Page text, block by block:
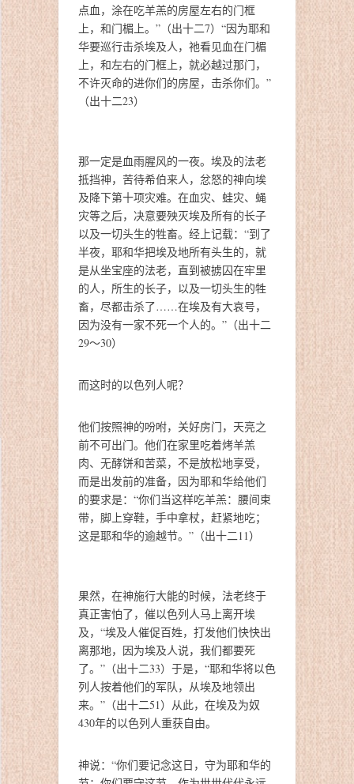
点血，涂在吃羊羔的房屋左右的门框
上，和门楣上。”（出十二7）“因为耶和
华要巡行击杀埃及人，祂看见血在门楣
上，和左右的门框上，就必越过那门，
不许灭命的进你们的房屋，击杀你们。”
（出十二23）
那一定是血雨腥风的一夜。埃及的法老
抵挡神，苦待希伯来人，忿怒的神向埃
及降下第十项灾难。在血灾、蛙灾、蝇
灾等之后，决意要殃灭埃及所有的长子
以及一切头生的牲畜。经上记载：“到了
半夜，耶和华把埃及地所有头生的，就
是从坐宝座的法老，直到被掳囚在牢里
的人，所生的长子，以及一切头生的牲
畜，尽都击杀了……在埃及有大哀号，
因为没有一家不死一个人的。”（出十二
29～30）
而这时的以色列人呢？
他们按照神的吩咐，关好房门，天亮之
前不可出门。他们在家里吃着烤羊羔
肉、无酵饼和苦菜，不是放松地享受，
而是出发前的准备，因为耶和华给他们
的要求是：“你们当这样吃羊羔：腰间束
带，脚上穿鞋，手中拿杖，赶紧地吃；
这是耶和华的逾越节。”（出十二11）
果然，在神施行大能的时候，法老终于
真正害怕了，催以色列人马上离开埃
及，“埃及人催促百姓，打发他们快快出
离那地，因为埃及人说，我们都要死
了。”（出十二33）于是，“耶和华将以色
列人按着他们的军队，从埃及地领出
来。”（出十二51）从此，在埃及为奴
430年的以色列人重获自由。
神说：“你们要记念这日，守为耶和华的